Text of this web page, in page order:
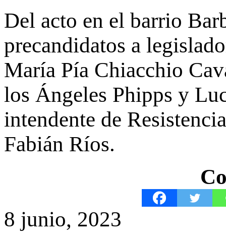
Del acto en el barrio
precandidatos a
María Pía Chiacchio
los Ángeles Phipps y
intendente de
Fabián Ríos.
8 junio, 2023